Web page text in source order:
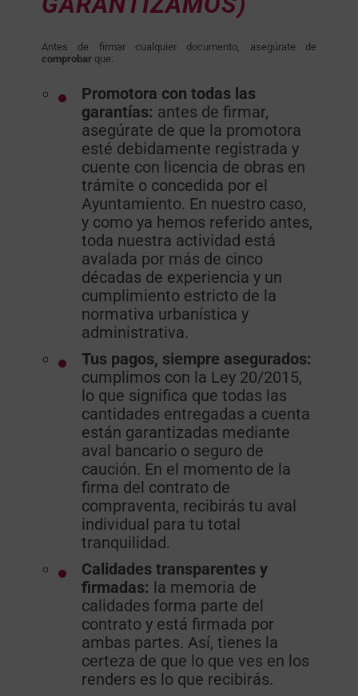
Antes de firmar cualquier documento, asegúrate de
comprobarque:
Promotora con todas las
garantías: antes de firmar,
asegúrate de que la promotora
esté debidamente registrada y
cuente con licencia de obras en
trámite o concedida por el
Ayuntamiento. En nuestro caso,
y como ya hemos referido antes,
toda nuestra actividad está
avalada por más de cinco
décadas de experiencia y un
cumplimiento estricto de la
normativa urbanística y
administrativa.
Tus pagos, siempre asegurados:
cumplimos con la Ley 20/2015,
lo que significa que todas las
cantidades entregadas a cuenta
están garantizadas mediante
aval bancario o seguro de
caución. En el momento de la
firma del contrato de
compraventa, recibirás tu aval
individual para tu total
tranquilidad.
Calidades transparentes y
firmadas: la memoria de
calidades forma parte del
contrato y está firmada por
ambas partes. Así, tienes la
certeza de que lo que ves en los
renders es lo que recibirás.